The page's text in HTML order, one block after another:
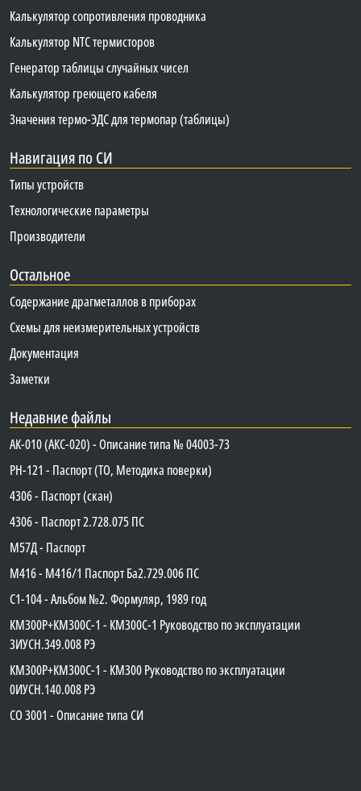
Калькулятор сопротивления проводника
Калькулятор NTC термисторов
Генератор таблицы случайных чисел
Калькулятор греющего кабеля
Значения термо-ЭДС для термопар (таблицы)
Навигация по СИ
Типы устройств
Технологические параметры
Производители
Остальное
Содержание драгметаллов в приборах
Схемы для неизмерительных устройств
Документация
Заметки
Недавние файлы
АК-010 (АКС-020) - Описание типа № 04003-73
PH-121 - Паспорт (ТО, Методика поверки)
4306 - Паспорт (скан)
4306 - Паспорт 2.728.075 ПС
М57Д - Паспорт
М416 - М416/1 Паспорт Ба2.729.006 ПС
C1-104 - Альбом №2. Формуляр, 1989 год
КМ300Р+КМ300С-1 - КМ300C-1 Руководство по эксплуатации
3ИУСН.349.008 РЭ
КМ300Р+КМ300С-1 - КМ300 Руководство по эксплуатации
0ИУСН.140.008 РЭ
СО 3001 - Описание типа СИ